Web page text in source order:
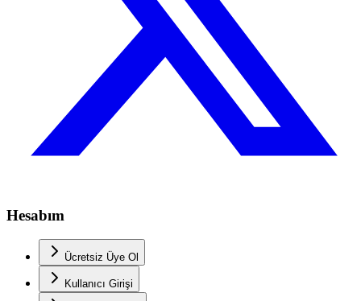
Hesabım
Ücretsiz Üye Ol
Kullanıcı Girişi